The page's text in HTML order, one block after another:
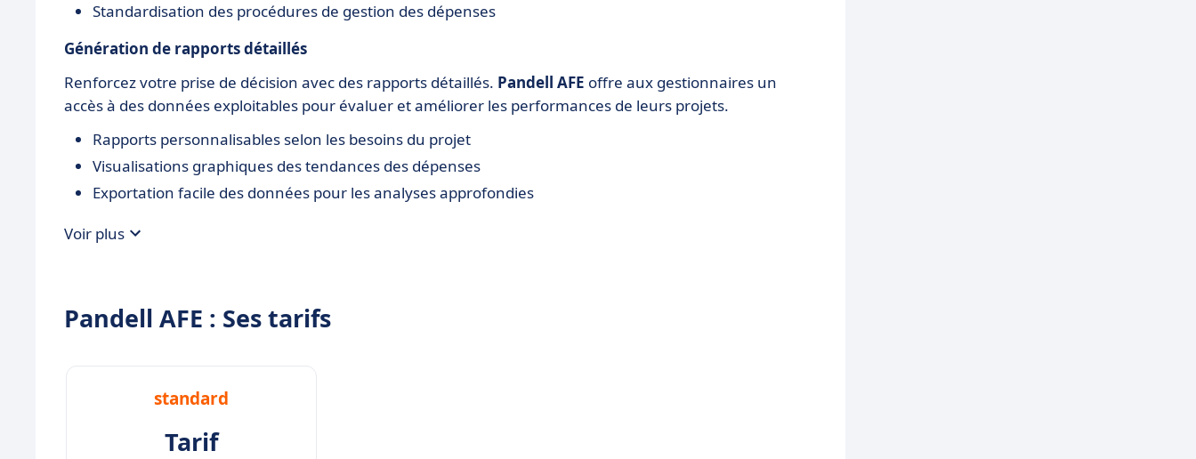
Standardisation des procédures de gestion des dépenses
Génération de rapports détaillés
Renforcez votre prise de décision avec des rapports détaillés. Pandell AFE offre aux gestionnaires un
accès à des données exploitables pour évaluer et améliorer les performances de leurs projets.
Rapports personnalisables selon les besoins du projet
Visualisations graphiques des tendances des dépenses
Exportation facile des données pour les analyses approfondies
Voir plus
Pandell AFE : Ses tarifs
standard
Tarif